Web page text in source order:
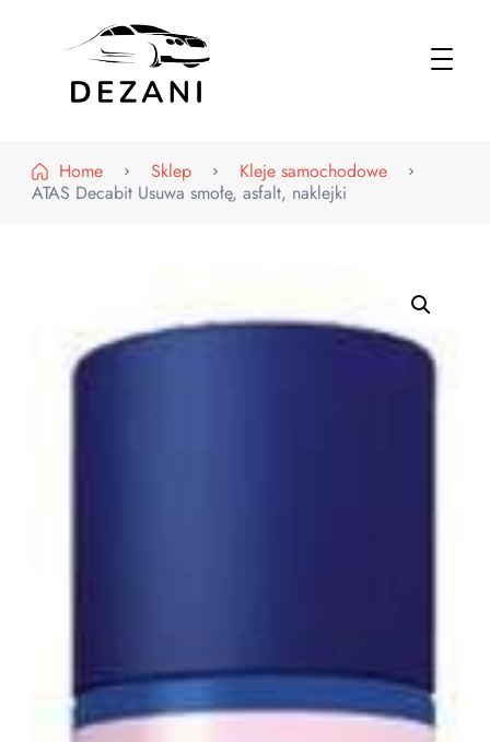
Home
Sklep
Kleje samochodowe
ATAS Decabit Usuwa smołę, asfalt, naklejki